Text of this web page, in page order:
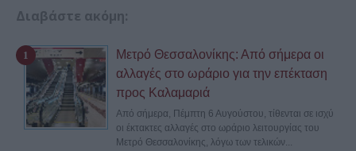
Διαβάστε ακόμη:
Μετρό Θεσσαλονίκης: Από σήμερα οι
αλλαγές στο ωράριο για την επέκταση
προς Καλαμαριά
Από σήμερα, Πέμπτη 6 Αυγούστου, τίθενται σε ισχύ
οι έκτακτες αλλαγές στο ωράριο λειτουργίας του
Μετρό Θεσσαλονίκης, λόγω των τελικών...